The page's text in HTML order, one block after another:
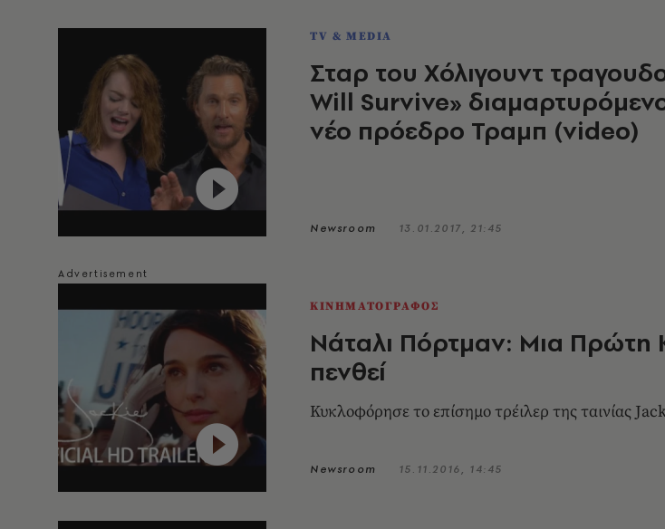
TV & MEDIA
Σταρ του Χόλιγουντ
Will Survive»
νέο πρόεδρο Τραμπ (video)
Newsroom 13.01.2017, 21:45
ΚΙΝΗΜΑΤΟΓΡΑΦΟΣ
Νάταλι Πόρτμαν: Μια Πρώτη
πενθεί
Κυκλοφόρησε το επίσημο τρέιλερ της ταινίας
Newsroom 15.11.2016, 14:45